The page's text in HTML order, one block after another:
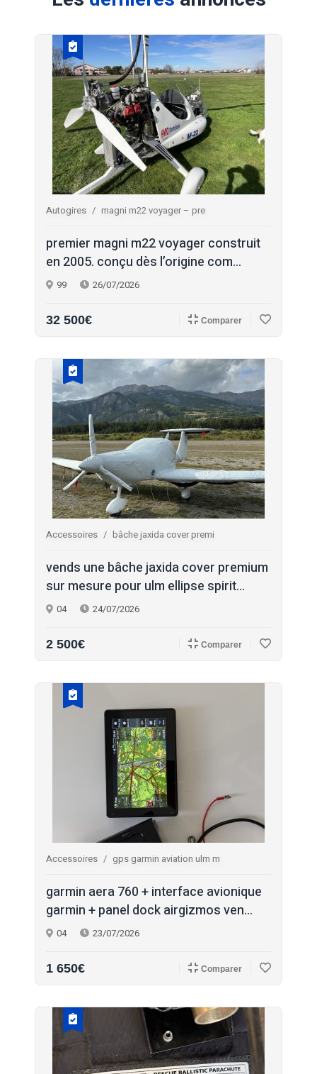
Autogires magni m22 voyager – pre
premier magni m22 voyager construit
en 2005. conçu dès l’origine com...
99 26/07/2026
32 500€ Comparer
Accessoires bâche jaxida cover premi
vends une bâche jaxida cover premium
sur mesure pour ulm ellipse spirit...
04 24/07/2026
2 500€ Comparer
Accessoires gps garmin aviation ulm m
garmin aera 760 + interface avionique
garmin + panel dock airgizmos ven...
04 23/07/2026
1 650€ Comparer